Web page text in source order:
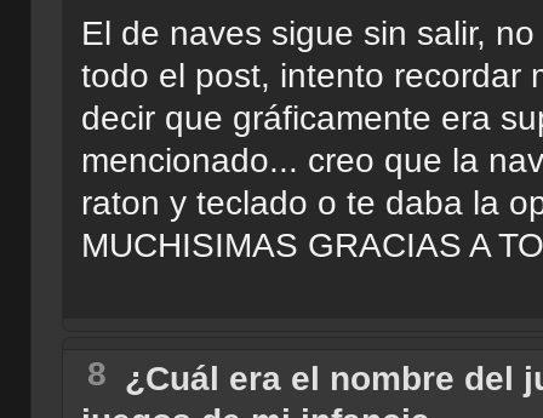
El de naves sigue sin salir,
todo el post, intento recordar
decir que gráficamente era
mencionado... creo que la
raton y teclado o te daba la
MUCHISIMAS GRACIAS A
8 ¿Cuál era el nombre del